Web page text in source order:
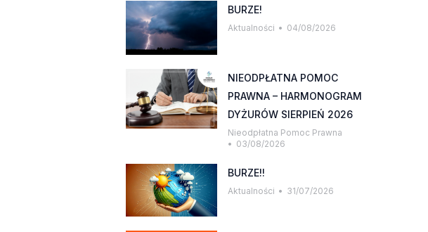
BURZE!
Aktualności 04/08/2026
NIEODPŁATNA POMOC
PRAWNA – HARMONOGRAM
DYŻURÓW SIERPIEŃ 2026
Nieodpłatna Pomoc Prawna
03/08/2026
BURZE!!
Aktualności 31/07/2026